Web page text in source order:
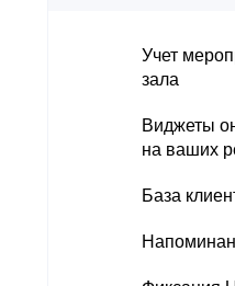
Учет
зала
Виджеты
на ваших
База